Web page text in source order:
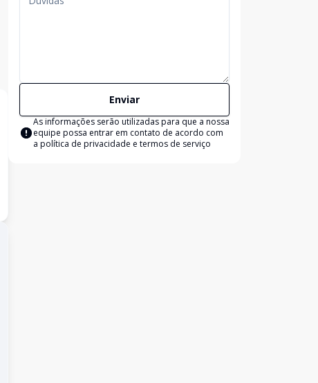
Enviar
As informações serão utilizadas para que a nossa
equipe possa entrar em contato de acordo com
a política de privacidade e termos de serviço